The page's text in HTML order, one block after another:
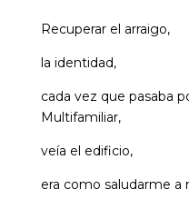
Recuperar el arraigo,
la identidad,
cada vez que pasaba
Multifamiliar,
veía el edificio,
era como saludarme a